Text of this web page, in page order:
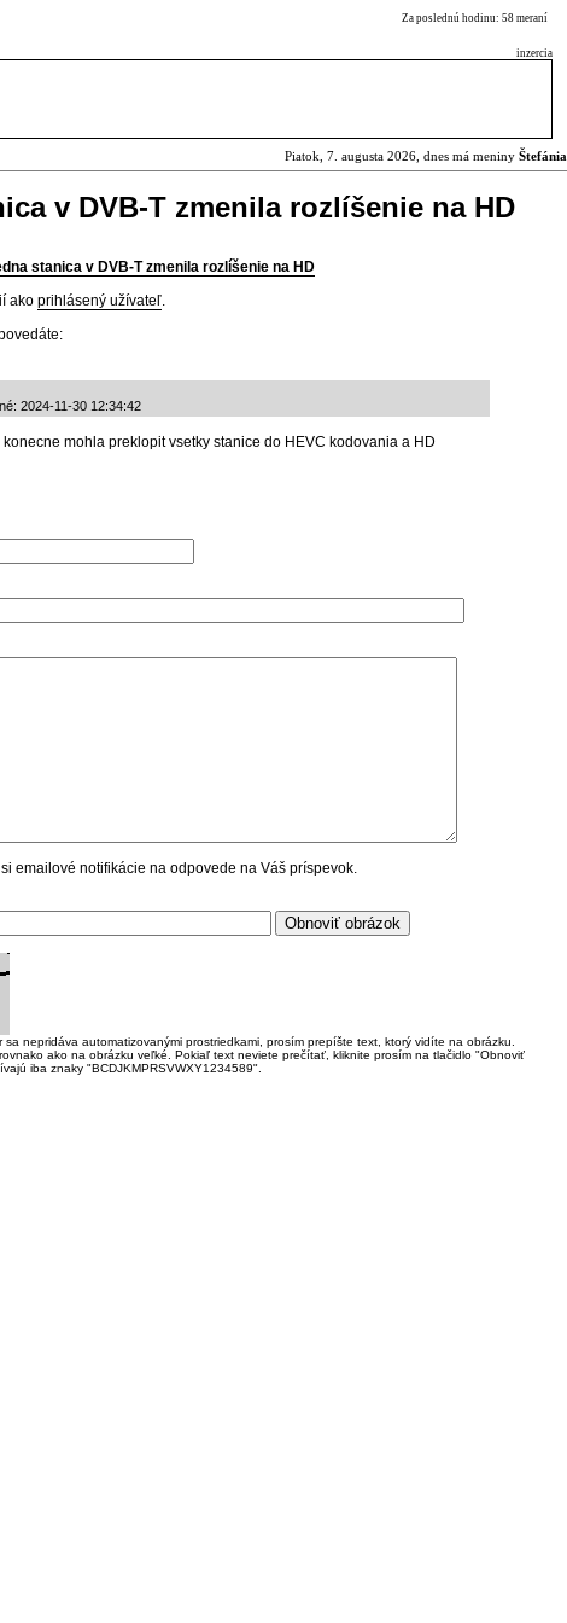
Za poslednú hodinu: 58 meraní
inzercia
Piatok, 7. augusta 2026, dnes má meniny Štefánia
v DVB-T zmenila rozlíšenie na HD
stanica v DVB-T zmenila rozlíšenie na HD
ako prihlásený užívateľ.
2024-11-30 12:34:42
konecne mohla preklopit vsetky stanice do HEVC kodovania a HD
emailové notifikácie na odpovede na Váš príspevok.
nepridáva automatizovanými prostriedkami, prosím prepíšte text, ktorý vidíte na obrázku.
ako na obrázku veľké. Pokiaľ text neviete prečítať, kliknite prosím na tlačidlo "Obnoviť
iba znaky "BCDJKMPRSVWXY1234589".